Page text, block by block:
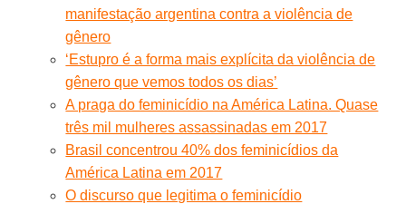
manifestação argentina contra a violência de
gênero
‘Estupro é a forma mais explícita da violência de
gênero que vemos todos os dias’
A praga do feminicídio na América Latina. Quase
três mil mulheres assassinadas em 2017
Brasil concentrou 40% dos feminicídios da
América Latina em 2017
O discurso que legitima o feminicídio